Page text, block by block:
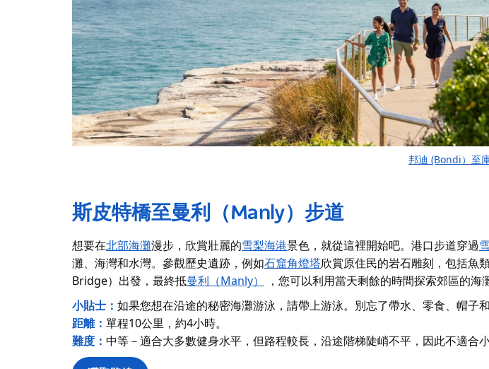
邦迪 (Bondi）至
斯皮特橋至曼利（Manly）步道
想要在北部海灘漫步， 欣賞壯麗的雪梨海港景色，就從這裡開始吧。港口步道穿過
灘、海灣和水灣。參觀歷史遺跡，例如石窟角燈塔欣賞原住民的岩石雕刻，包括魚
Bridge）出發，最終抵曼利（Manly）
，您可以利用當天剩餘的時間探索郊區的海
小貼士： 如果您想在沿途的秘密海灘游泳，請帶上游泳。別忘了帶水、零食、帽子和
距離： 單程10公里，約4小時。
難度： 中等－適合大多數健身水平，但路程較長，沿途階梯陡峭不平，因此不適合小